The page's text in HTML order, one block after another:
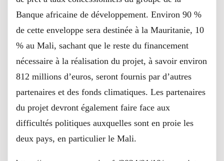
Banque africaine de développement. Environ 90 %
de cette enveloppe sera destinée à la Mauritanie, 10
% au Mali, sachant que le reste du financement
nécessaire à la réalisation du projet, à savoir environ
812 millions d’euros, seront fournis par d’autres
partenaires et des fonds climatiques. Les partenaires
du projet devront également faire face aux
difficultés politiques auxquelles sont en proie les
deux pays, en particulier le Mali.